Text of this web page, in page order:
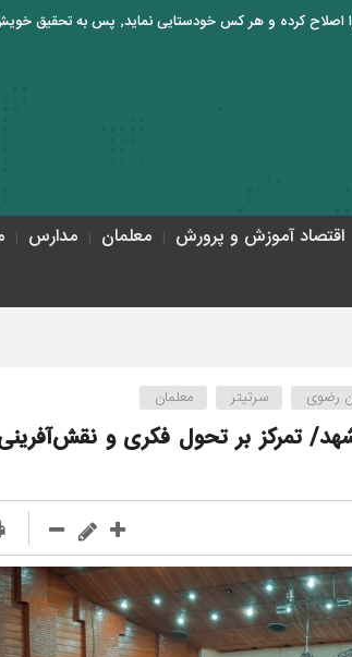
اقتصاد آموزش و پرورش معلمان مدارس
رضوی سرتیتر معلمان
تمرکز بر تحول فکری و